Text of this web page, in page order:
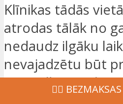
Klīnikas tādās
atrodas tālāk no
nedaudz ilgāku
nevajadzētu būt
saņemšanu
‍👩‍⚕